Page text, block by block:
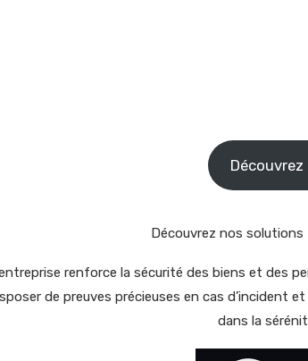
Découvrez nos solutions
renforce la sécurité des biens et des
de preuves précieuses en cas d’incident
dans la